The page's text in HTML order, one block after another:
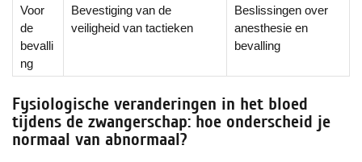
Voor
de
bevalli
ng
Bevestiging van de
veiligheid van tactieken
Beslissingen over
anesthesie en
bevalling
Fysiologische veranderingen in het bloed
tijdens de zwangerschap: hoe onderscheid je
normaal van abnormaal?